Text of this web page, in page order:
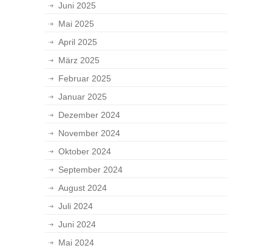
Juni 2025
Mai 2025
April 2025
März 2025
Februar 2025
Januar 2025
Dezember 2024
November 2024
Oktober 2024
September 2024
August 2024
Juli 2024
Juni 2024
Mai 2024